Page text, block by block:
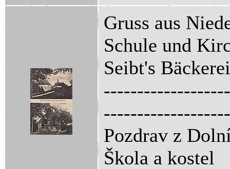
Gruss aus
Schule und
Seibt's Bäckerei
-------------------
Pozdrav z
Škola a kostel